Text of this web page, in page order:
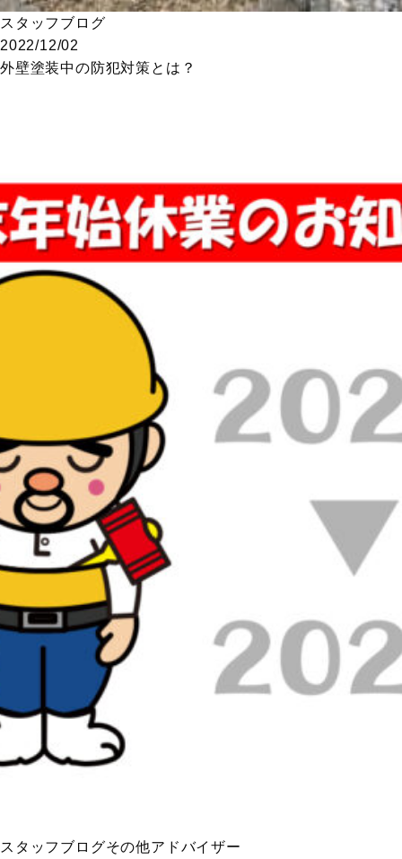
スタッフブログ
2022/12/02
外壁塗装中の防犯対策とは？
スタッフブログその他アドバイザー